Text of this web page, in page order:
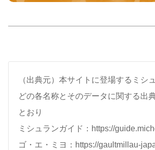
（出典元）本サイトに登場するミシ
どの各名称とそのデータに関する出
とおり
ミシュランガイド：https://
ゴ・エ・ミヨ：https://gaultmillau-